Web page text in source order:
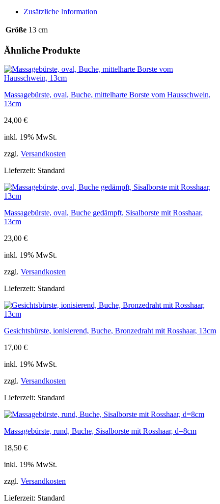
13cm
Menge
Zusätzliche Information
Größe 13 cm
Ähnliche Produkte
Massagebürste, oval, Buche, mittelharte Borste vom Hausschwein,
13cm
24,00 €
inkl. 19% MwSt.
zzgl. Versandkosten
Lieferzeit: Standard
Massagebürste, oval, Buche gedämpft, Sisalborste mit Rosshaar,
13cm
23,00 €
inkl. 19% MwSt.
zzgl. Versandkosten
Lieferzeit: Standard
Gesichtsbürste, ionisierend, Buche, Bronzedraht mit Rosshaar, 13cm
17,00 €
inkl. 19% MwSt.
zzgl. Versandkosten
Lieferzeit: Standard
Massagebürste, rund, Buche, Sisalborste mit Rosshaar, d=8cm
18,50 €
inkl. 19% MwSt.
zzgl. Versandkosten
Lieferzeit: Standard